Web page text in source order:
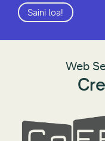
Saini loa!
Web